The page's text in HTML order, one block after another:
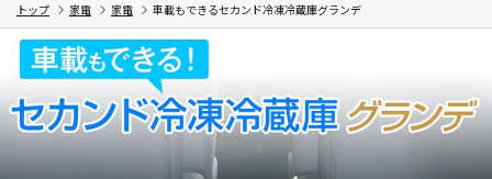
トップ 家電 家電 車載もできるセカンド冷凍冷蔵庫グランデ